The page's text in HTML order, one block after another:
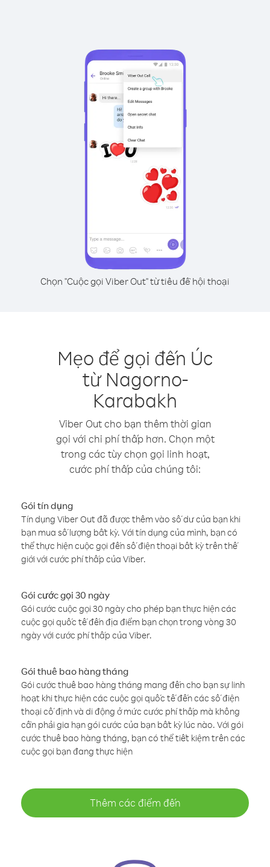
Chọn "Cuộc gọi Viber Out" từ tiêu đề hội thoại
Mẹo để gọi đến Úc
từ Nagorno-
Karabakh
Viber Out cho bạn thêm thời gian
gọi với chi phí thấp hơn. Chọn một
trong các tùy chọn gọi linh hoạt,
cước phí thấp của chúng tôi:
Gói tín dụng
Tín dụng Viber Out đã được thêm vào số dư của bạn khi
bạn mua số lượng bất kỳ. Với tín dụng của mình, bạn có
thể thực hiện cuộc gọi đến số điện thoại bất kỳ trên thế
giới với cước phí thấp của Viber.
Gói cước gọi 30 ngày
Gói cước cuộc gọi 30 ngày cho phép bạn thực hiện các
cuộc gọi quốc tế đến địa điểm bạn chọn trong vòng 30
ngày với cước phí thấp của Viber.
Gói thuê bao hàng tháng
Gói cước thuê bao hàng tháng mang đến cho bạn sự linh
hoạt khi thực hiện các cuộc gọi quốc tế đến các số điện
thoại cố định và di động ở mức cước phí thấp mà không
cần phải gia hạn gói cước của bạn bất kỳ lúc nào. Với gói
cước thuê bao hàng tháng, bạn có thể tiết kiệm trên các
cuộc gọi bạn đang thực hiện
Thêm các điểm đến